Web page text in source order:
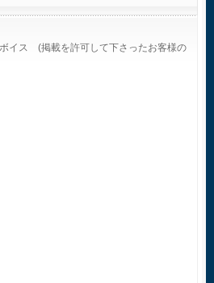
イス (掲載を許可して下さったお客様の